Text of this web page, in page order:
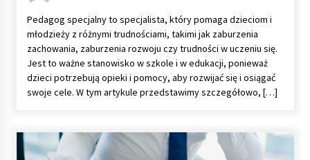
Pedagog specjalny to specjalista, który pomaga dzieciom i
młodzieży z różnymi trudnościami, takimi jak zaburzenia
zachowania, zaburzenia rozwoju czy trudności w uczeniu się.
Jest to ważne stanowisko w szkole i w edukacji, ponieważ
dzieci potrzebują opieki i pomocy, aby rozwijać się i osiągać
swoje cele. W tym artykule przedstawimy szczegółowo, […]